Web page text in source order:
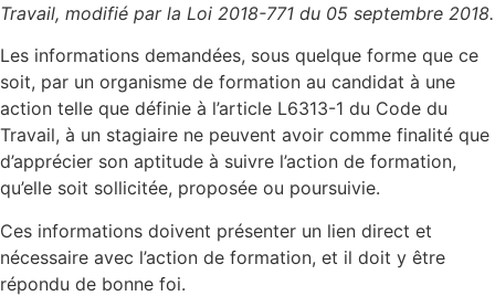
Travail, modifié par la Loi 2018-771 du 05 septembre 2018.
Les informations demandées, sous quelque forme que ce
soit, par un organisme de formation au candidat à une
action telle que définie à l’article L6313-1 du Code du
Travail, à un stagiaire ne peuvent avoir comme finalité que
d’apprécier son aptitude à suivre l’action de formation,
qu’elle soit sollicitée, proposée ou poursuivie.
Ces informations doivent présenter un lien direct et
nécessaire avec l’action de formation, et il doit y être
répondu de bonne foi.